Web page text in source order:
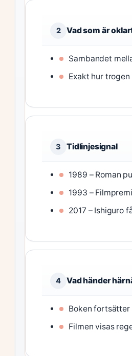
2 Vad som är
Sambandet
Exakt hur
3 Tidlinjesignal
1989 – Roman
1993 –
2017 – Ishiguro
4 Vad händer
Boken
Filmen visas